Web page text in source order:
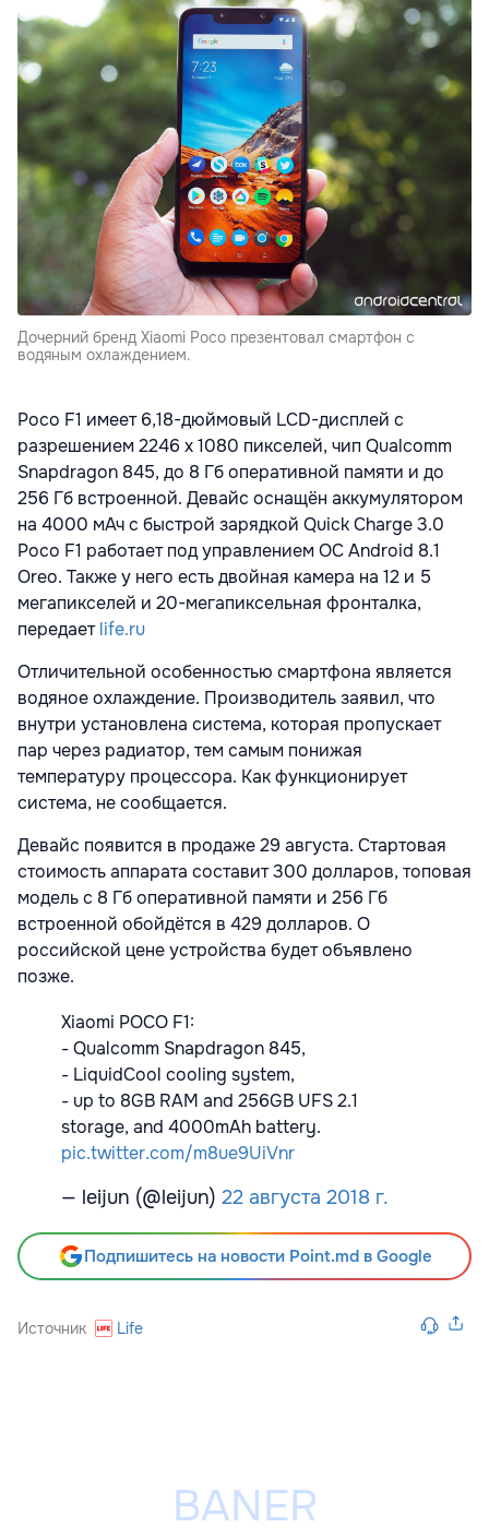
Дочерний бренд Xiaomi Poco презентовал смартфон с
водяным охлаждением.
Poco F1 имеет 6,18-дюймовый LCD-дисплей с
разрешением 2246 x 1080 пикселей, чип Qualcomm
Snapdragon 845, до 8 Гб оперативной памяти и до
256 Гб встроенной. Девайс оснащён аккумулятором
на 4000 мАч с быстрой зарядкой Quick Charge 3.0
Poco F1 работает под управлением ОС Android 8.1
Oreo. Также у него есть двойная камера на 12 и 5
мегапикселей и 20-мегапиксельная фронталка,
передаетlife.ru
Отличительной особенностью смартфона является
водяное охлаждение. Производитель заявил, что
внутри установлена система, которая пропускает
пар через радиатор, тем самым понижая
температуру процессора. Как функционирует
система, не сообщается.
Девайс появится в продаже 29 августа. Стартовая
стоимость аппарата составит 300 долларов, топовая
модель с 8 Гб оперативной памяти и 256 Гб
встроенной обойдётся в 429 долларов. О
российской цене устройства будет объявлено
позже.
Xiaomi POCO F1:
- Qualcomm Snapdragon 845,
- LiquidCool cooling system,
- up to 8GB RAM and 256GB UFS 2.1
storage, and 4000mAh battery.
pic.twitter.com/m8ue9UiVnr
— leijun (@leijun) 22 августа 2018 г.
Подпишитесь на новости Point.md в Google
Источник Life